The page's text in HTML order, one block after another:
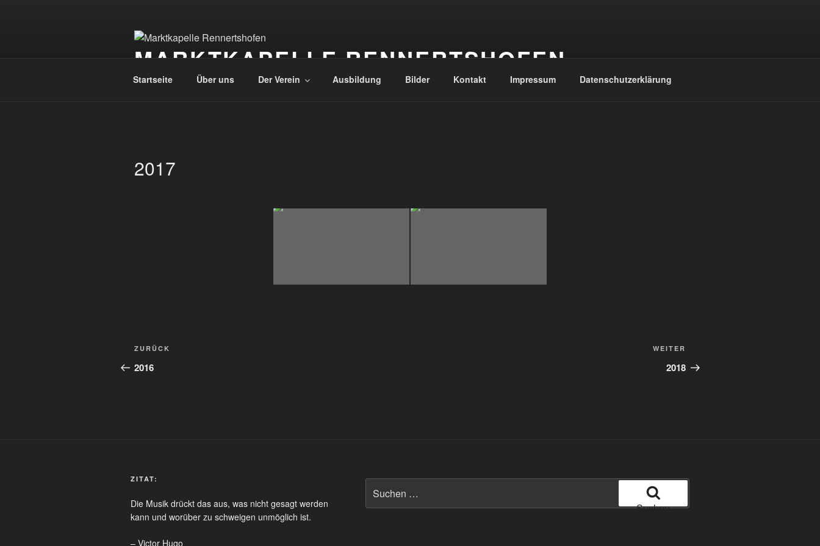
MARKTKAPELLE RENNERTSHOFEN
Startseite Über uns Der Verein Ausbildung Bilder Kontakt Impressum Datenschutzerklärung
2017
Beitragsnavigation
Vorheriger
Beitrag
ZURÜCK
2016
Beitrag
WEITER
2018
ZITAT:
Die Musik drückt das aus, was nicht gesagt werden
kann und worüber zu schweigen unmöglich ist.
– Victor Hugo
nach:
Suchen